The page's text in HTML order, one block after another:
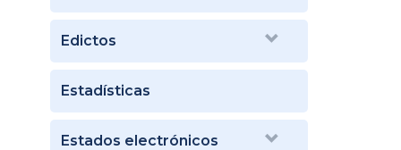
Edictos
Estadísticas
Estados electrónicos